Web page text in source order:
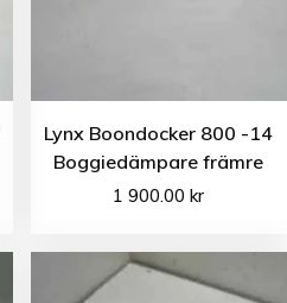
Lynx Boondocker 800 -14
Boggiedämpare främre
1 900.00kr